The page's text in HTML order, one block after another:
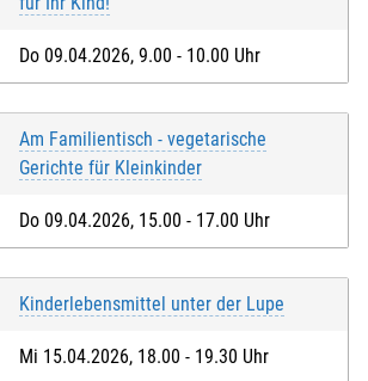
Do 09.04.2026, 9.00 - 10.00 Uhr
Am Familientisch - vegetarische
Gerichte für Kleinkinder
Do 09.04.2026, 15.00 - 17.00 Uhr
Kinderlebensmittel unter der Lupe
Mi 15.04.2026, 18.00 - 19.30 Uhr